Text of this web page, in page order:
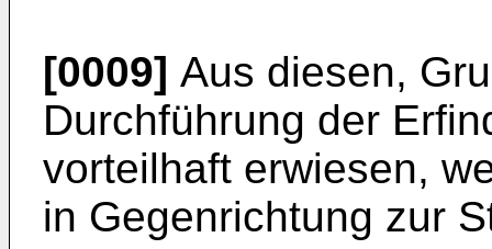
[0009] Aus diesen,
Durchführung der
vorteilhaft erwiesen,
in Gegenrichtung zur